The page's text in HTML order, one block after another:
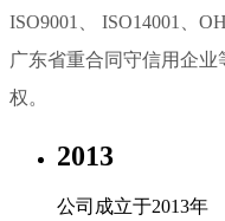
ISO9001、 ISO14001、
广东省重合同守信用企
权。
2013
公司成立于2013年